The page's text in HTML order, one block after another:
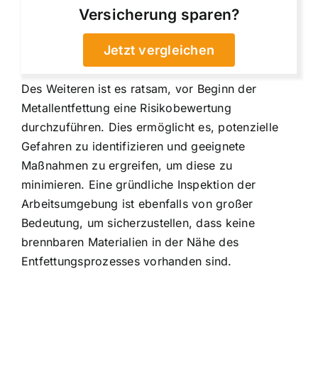
Versicherung sparen?
Jetzt vergleichen
Des Weiteren ist es ratsam, vor Beginn der
Metallentfettung eine Risikobewertung
durchzuführen. Dies ermöglicht es, potenzielle
Gefahren zu identifizieren und geeignete
Maßnahmen zu ergreifen, um diese zu
minimieren. Eine gründliche Inspektion der
Arbeitsumgebung ist ebenfalls von großer
Bedeutung, um sicherzustellen, dass keine
brennbaren Materialien in der Nähe des
Entfettungsprozesses vorhanden sind.